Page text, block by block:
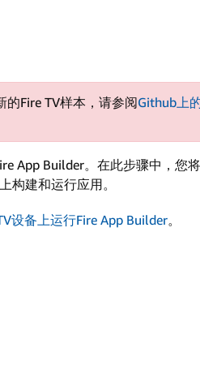
Fire TV样本，请参阅Github上
App Builder。在此步骤中，您
构建和运行应用。
设备上运行Fire App Builder。